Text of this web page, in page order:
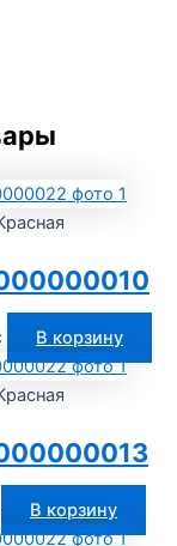
В корзину
В корзину